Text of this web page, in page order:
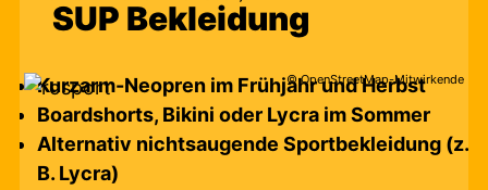
SUP Bekleidung
Kurzarm-Neopren im Frühjahr und Herbst
Boardshorts, Bikini oder Lycra im Sommer
Alternativ nichtsaugende Sportbekleidung (z.
B. Lycra)
© OpenStreetMap-Mitwirkende